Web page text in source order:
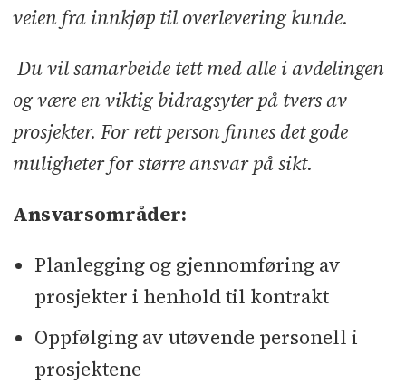
veien fra innkjøp til overlevering kunde.
Du vil samarbeide tett med alle i avdelingen
og være en viktig bidragsyter på tvers av
prosjekter. For rett person finnes det gode
muligheter for større ansvar på sikt.
Ansvarsområder:
Planlegging og gjennomføring av
prosjekter i henhold til kontrakt
Oppfølging av utøvende personell i
prosjektene